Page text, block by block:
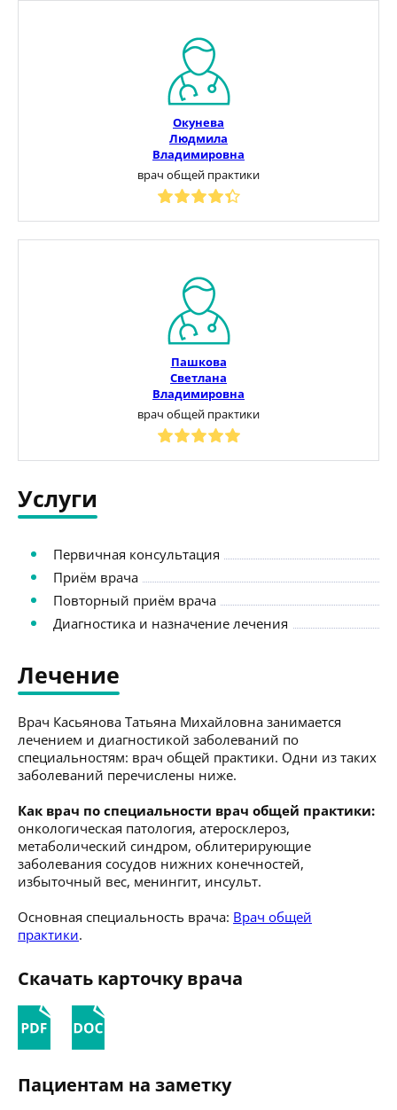
Окунева
Людмила
Владимировна
врач общей практики
Пашкова
Светлана
Владимировна
врач общей практики
Услуги
Первичная консультация
Приём врача
Повторный приём врача
Диагностика и назначение лечения
Лечение
Врач Касьянова Татьяна Михайловна занимается
лечением и диагностикой заболеваний по
специальностям: врач общей практики. Одни из таких
заболеваний перечислены ниже.
Как врач по специальности врач общей практики:
онкологическая патология, атеросклероз,
метаболический синдром, облитерирующие
заболевания сосудов нижних конечностей,
избыточный вес, менингит, инсульт.
Основная специальность врача: Врач общей
практики.
Скачать карточку врача
Пациентам на заметку